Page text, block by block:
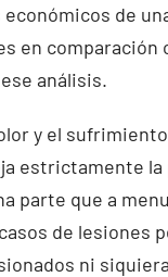
de
en comparación
análisis.
y el
estrictamente la
parte que a
de lesiones
ni